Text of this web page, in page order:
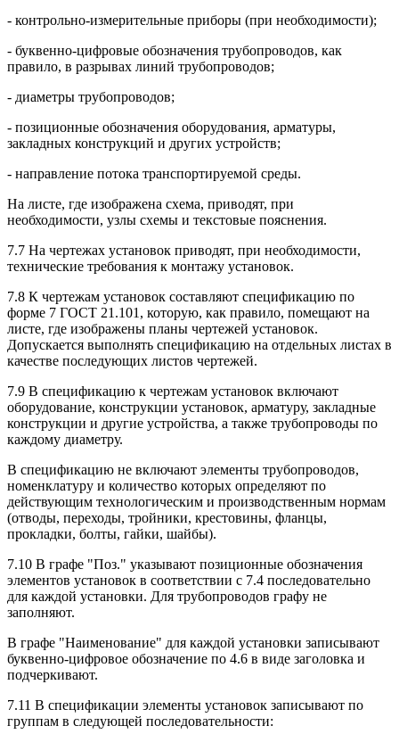
- контрольно-измерительные приборы (при необходимости);
- буквенно-цифровые обозначения трубопроводов, как
правило, в разрывах линий трубопроводов;
- диаметры трубопроводов;
- позиционные обозначения оборудования, арматуры,
закладных конструкций и других устройств;
- направление потока транспортируемой среды.
На листе, где изображена схема, приводят, при
необходимости, узлы схемы и текстовые пояснения.
7.7 На чертежах установок приводят, при необходимости,
технические требования к монтажу установок.
7.8 К чертежам установок составляют спецификацию по
форме 7 ГОСТ 21.101, которую, как правило, помещают на
листе, где изображены планы чертежей установок.
Допускается выполнять спецификацию на отдельных листах в
качестве последующих листов чертежей.
7.9 В спецификацию к чертежам установок включают
оборудование, конструкции установок, арматуру, закладные
конструкции и другие устройства, а также трубопроводы по
каждому диаметру.
В спецификацию не включают элементы трубопроводов,
номенклатуру и количество которых определяют по
действующим технологическим и производственным нормам
(отводы, переходы, тройники, крестовины, фланцы,
прокладки, болты, гайки, шайбы).
7.10 В графе "Поз." указывают позиционные обозначения
элементов установок в соответствии с 7.4 последовательно
для каждой установки. Для трубопроводов графу не
заполняют.
В графе "Наименование" для каждой установки записывают
буквенно-цифровое обозначение по 4.6 в виде заголовка и
подчеркивают.
7.11 В спецификации элементы установок записывают по
группам в следующей последовательности: